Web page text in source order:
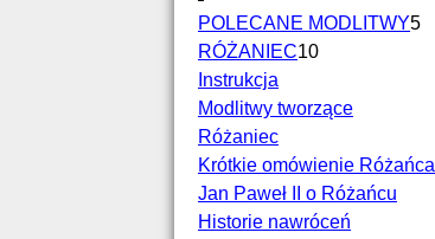
POLECANE MODLITWY5
RÓŻANIEC10
Instrukcja
Modlitwy tworzące
Różaniec
Krótkie omówienie Różańca
Jan Paweł II o Różańcu
Historie nawróceń